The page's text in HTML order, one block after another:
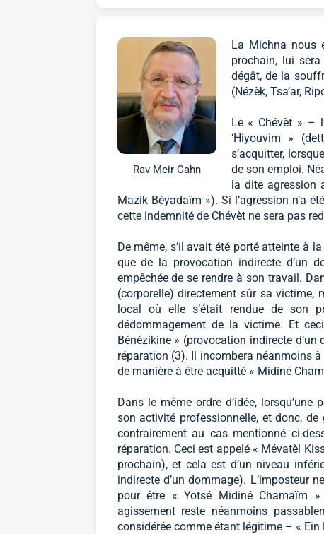
Rav Meir Cahn
La Michna nous
prochain, lui
dégât, de la
(Nézèk, Tsa’ar,
Le « Chévèt » –
‘Hiyouvim »
s’acquitter,
de son emploi.
la dite agression
Mazik Béyadaïm »). Si l’agression n’a
cette indemnité de Chévèt ne sera pas
De même, s’il avait été porté atteinte à
que de la provocation indirecte d’un
empêchée de se rendre à son travail.
(corporelle) directement sûr sa victime,
local où elle s’était rendue de son
dédommagement de la victime. Et
Bénézikine » (provocation indirecte
réparation (3). Il incombera néanmoins
de manière à être acquitté « Midiné
Dans le même ordre d’idée, lorsqu’une
son activité professionnelle, et donc,
contrairement au cas mentionné ci-
réparation. Ceci est appelé « Mévatèl
prochain), et cela est d’un niveau
indirecte d’un dommage). L’imposteur
pour être « Yotsé Midiné Chamaïm
agissement reste néanmoins
considérée comme étant légitime – « Ein